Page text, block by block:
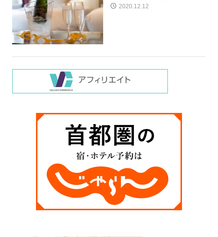
2020.12.12